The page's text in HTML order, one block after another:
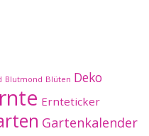
Blutmond Blüten Deko
Ernteticker
Gartenkalender